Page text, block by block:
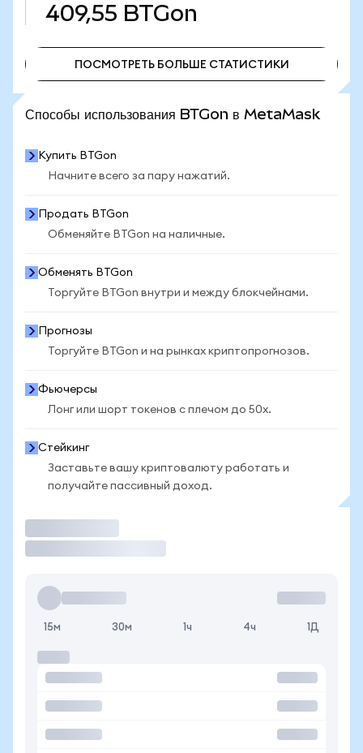
409,55 BTGon
ПОСМОТРЕТЬ БОЛЬШЕ СТАТИСТИКИ
Способы использования BTGon в MetaMask
Купить BTGon
Начните всего за пару нажатий.
Продать BTGon
Обменяйте BTGon на наличные.
Обменять BTGon
Торгуйте BTGon внутри и между блокчейнами.
Прогнозы
Торгуйте BTGon и на рынках криптопрогнозов.
Фьючерсы
Лонг или шорт токенов с плечом до 50x.
Стейкинг
Заставьте вашу криптовалюту работать и
получайте пассивный доход.
15м 30м 1ч 4ч 1Д